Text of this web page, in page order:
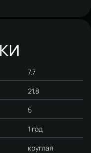
7.7
21.8
5
1 год
круглая